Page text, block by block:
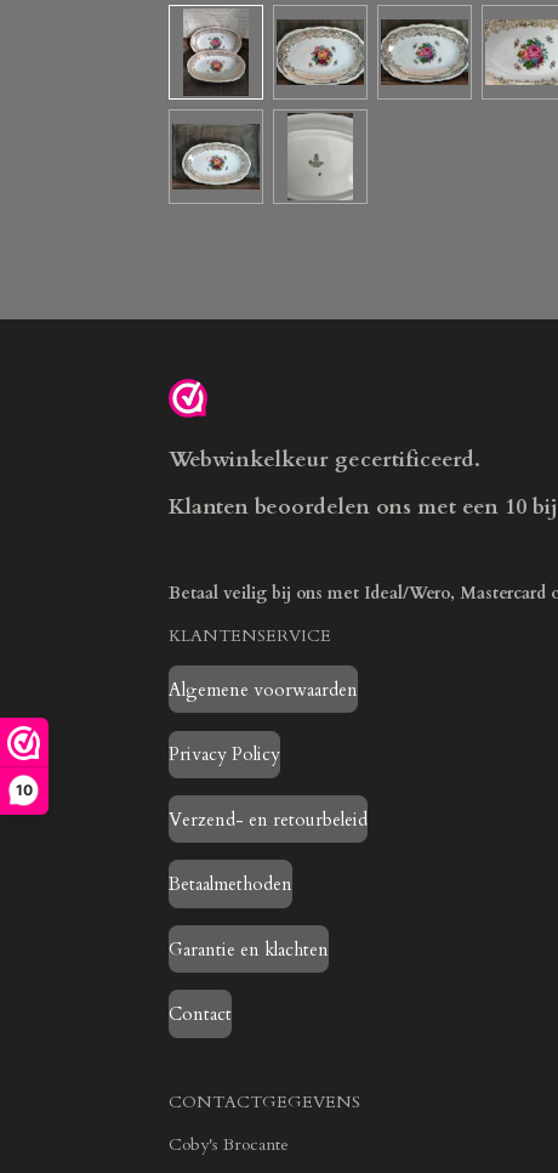
10
Webwinkelkeur gecertificeerd.
Klanten beoordelen ons met een 10
Betaal veilig bij ons met Ideal/Wero, Mastercard
KLANTENSERVICE
Algemene voorwaarden
Privacy Policy
Verzend- en retourbeleid
Betaalmethoden
Garantie en klachten
Contact
CONTACTGEGEVENS
Coby's Brocante